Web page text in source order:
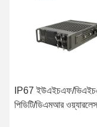
IP67 ইউএইচএফ/
পিডিটি/ডিএমআর